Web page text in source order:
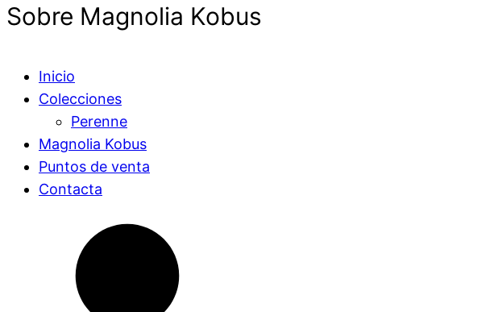
Sobre Magnolia Kobus
Inicio
Colecciones
Perenne
Magnolia Kobus
Puntos de venta
Contacta